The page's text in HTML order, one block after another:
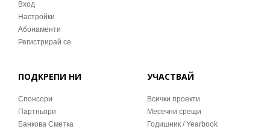
Вход
Настройки
Абонаменти
Регистрирай се
ПОДКРЕПИ НИ
Спонсори
Партньори
Банкова Сметка
УЧАСТВАЙ
Всички проекти
Месечни срещи
Годишник / Yearbook